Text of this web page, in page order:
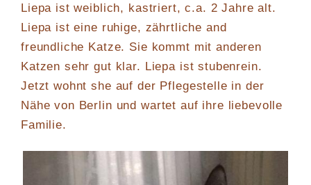
Liepa ist weiblich, kastriert, c.a. 2 Jahre alt.
Liepa ist eine ruhige, zährtliche and
freundliche Katze. Sie kommt mit anderen
Katzen sehr gut klar. Liepa ist stubenrein.
Jetzt wohnt she auf der Pflegestelle in der
Nähe von Berlin und wartet auf ihre liebevolle
Familie.